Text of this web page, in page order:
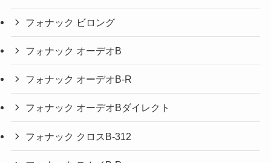
フォナック ビロング
フォナック オーデオB
フォナック オーデオB-R
フォナック オーデオBダイレクト
フォナック クロスB-312